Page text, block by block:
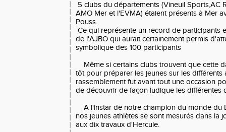
5 clubs du départements (Vineuil Sports,AC
AMO Mer et l'EVMA) étaient présents à Mer
Pouss.
Ce qui représente un record de participants
de l'AJBO qui aurait certainement permis
symbolique des 100 participants
Même si certains clubs trouvent que cette
tôt pour préparer les jeunes sur les différents
rassemblement fut avant tout une occasion
de découvrir de façon ludique les différentes
A l'instar de notre champion du monde du
nos jeunes athlètes se sont mesurés dans la
aux dix travaux d'Hercule.